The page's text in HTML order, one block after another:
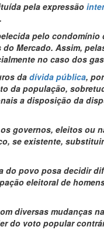
pela expressão
pelo condomínio
Mercado. Assim,
no caso dos
da dívida pública,
população,
a disposição da
governos, eleitos ou
se existente,
povo posa decidir
eleitoral de
diversas mudanças
do voto popular